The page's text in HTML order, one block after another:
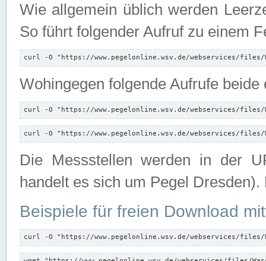
Wie allgemein üblich werden
So führt folgender Aufruf zu einem
curl -O "https://www.pegelonline.wsv.de/webservices/files/
Wohingegen folgende Aufrufe beide
curl -O "https://www.pegelonline.wsv.de/webservices/files/
curl -O "https://www.pegelonline.wsv.de/webservices/files/
Die Messstellen werden in der
handelt es sich um Pegel
Beispiele für freien Download
curl -O "https://www.pegelonline.wsv.de/webservices/files/